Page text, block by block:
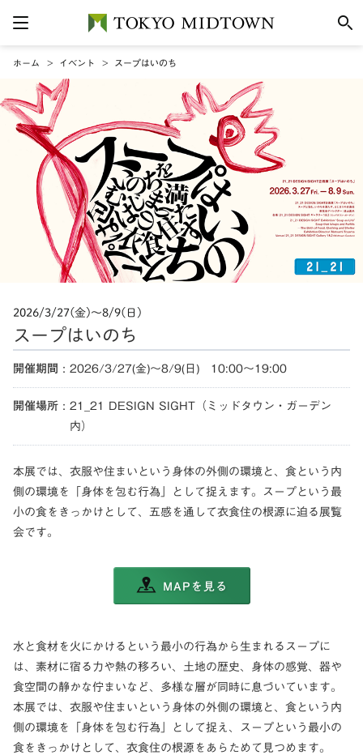
ホーム イベント スープはいのち
2026/3/27(金)〜8/9(日)
スープはいのち
開催期間 2026/3/27(金)〜8/9(日) 10:00〜19:00
開催場所
21_21 DESIGN SIGHT（ミッドタウン・ガーデン
内）
本展では、衣服や住まいという身体の外側の環境と、食という内
側の環境を「身体を包む行為」として捉えます。スープという最
小の食をきっかけとして、五感を通して衣食住の根源に迫る展覧
会です。
MAPを見る
水と食材を火にかけるという最小の行為から生まれるスープに
は、素材に宿る力や熱の移ろい、土地の歴史、身体の感覚、器や
食空間の静かな佇まいなど、多様な層が同時に息づいています。
本展では、衣服や住まいという身体の外側の環境と、食という内
側の環境を「身体を包む行為」として捉え、スープという最小の
食をきっかけとして、衣食住の根源をあらためて見つめます。